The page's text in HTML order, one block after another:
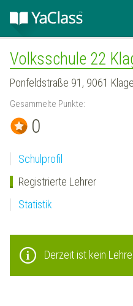
Volksschule 22
Ponfeldstraße 91, 9061
Gesammelte Punkte:
0
Schulprofil
Registrierte Lehrer
Statistik
Derzeit ist kein